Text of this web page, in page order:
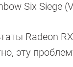
Six Siege
Radeon
эту